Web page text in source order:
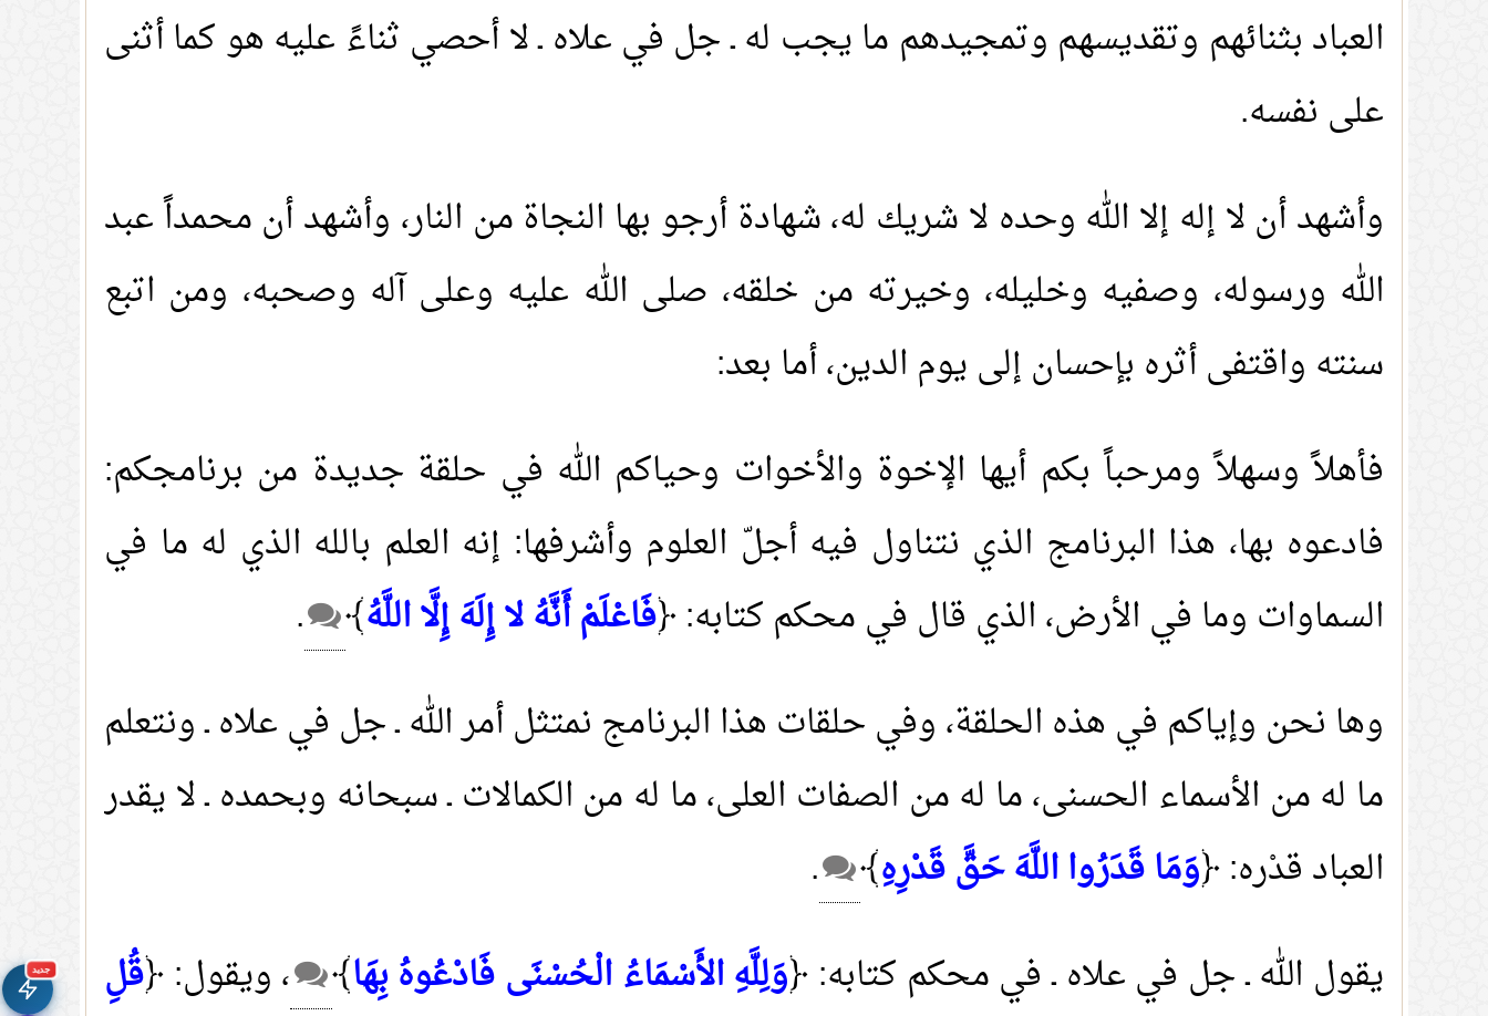
جديد ⚡تحميل أسرع بـ 3× من قبل
العباد بثنائهم وتقديسهم وتمجيدهم ما يجب له ـ جل في علاه ـ لا أحصي ثناءً عليه هو كما أثنى
على نفسه.
وأشهد أن لا إله إلا الله وحده لا شريك له، شهادة أرجو بها النجاة من النار، وأشهد أن محمداً عبد
الله ورسوله، وصفيه وخليله، وخيرته من خلقه، صلى الله عليه وعلى آله وصحبه، ومن اتبع
سنته واقتفى أثره بإحسان إلى يوم الدين، أما بعد:
فأهلاً وسهلاً ومرحباً بكم أيها الإخوة والأخوات وحياكم الله في حلقة جديدة من برنامجكم:
فادعوه بها، هذا البرنامج الذي نتناول فيه أجلّ العلوم وأشرفها: إنه العلم بالله الذي له ما في
السماوات وما في الأرض، الذي قال في محكم كتابه: ﴿فَاعْلَمْ أَنَّهُ لا إِلَهَ إِلَّا اللَّهُ﴾
.
وها نحن وإياكم في هذه الحلقة، وفي حلقات هذا البرنامج نمتثل أمر الله ـ جل في علاه ـ ونتعلم
ما له من الأسماء الحسنى، ما له من الصفات العلى، ما له من الكمالات ـ سبحانه وبحمده ـ لا يقدر
العباد قدْره: ﴿وَمَا قَدَرُوا اللَّهَ حَقَّ قَدْرِهِ﴾
.
يقول الله ـ جل في علاه ـ في محكم كتابه: ﴿وَلِلَّهِ الأَسْمَاءُ الْحُسْنَى فَادْعُوهُ بِهَا﴾ ، ويقول: ﴿قُلِ